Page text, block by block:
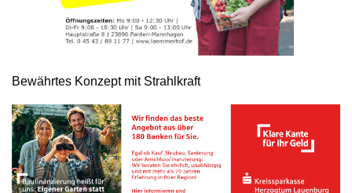
Bewährtes Konzept mit Strahlkraft